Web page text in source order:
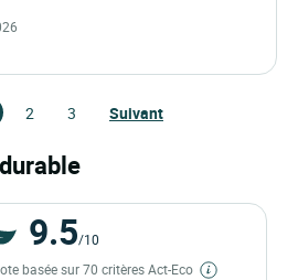
2 3 Suivant
9.5/10
basée sur 70 critères Act-Eco